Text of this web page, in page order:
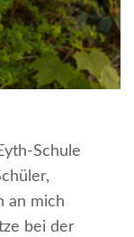
Schule
an mich
bei der